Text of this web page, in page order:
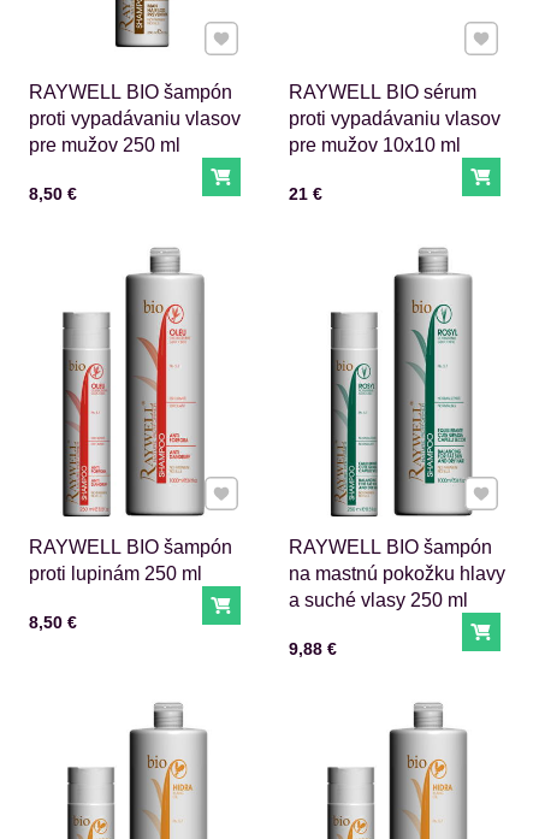
RAYWELL BIO šampón
proti vypadávaniu vlasov
pre mužov 250 ml
Cena s DPH
8,50 € Do košíka
Pridať k Obľúbeným
RAYWELL BIO sérum
proti vypadávaniu vlasov
pre mužov 10x10 ml
Cena s DPH
21 € Do
Pridať
RAYWELL BIO šampón
proti lupinám 250 ml
Cena s DPH
8,50 € Do košíka
Pridať k Obľúbeným
RAYWELL BIO šampón
na mastnú pokožku hlavy
a suché vlasy 250 ml
Cena s DPH
9,88 € Do
Pridať k